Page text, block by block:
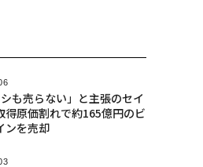
シも売らない」と主張のセイ
得原価割れで約165億円のビ
ンを売却